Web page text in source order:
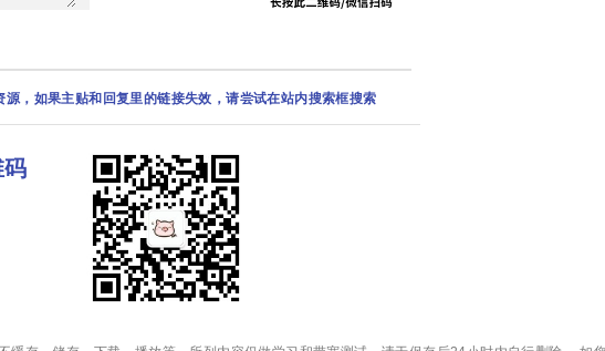
源，如果主贴和回复里的链接失效，请尝试在站内搜索框搜索